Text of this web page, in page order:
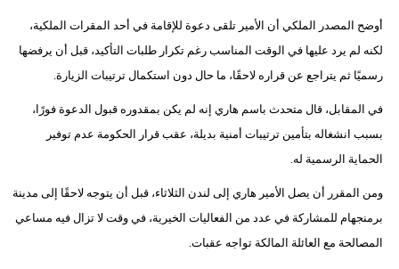
سيارات
أوضح المصدر الملكي أن الأمير تلقى دعوة للإقامة في أحد المقرات الملكية،
لكنه لم يرد عليها في الوقت المناسب رغم تكرار طلبات التأكيد، قبل أن يرفضها
رسميًا ثم يتراجع عن قراره لاحقًا، ما حال دون استكمال ترتيبات الزيارة.
في المقابل، قال متحدث باسم هاري إنه لم يكن بمقدوره قبول الدعوة فورًا،
بسبب انشغاله بتأمين ترتيبات أمنية بديلة، عقب قرار الحكومة عدم توفير
الحماية الرسمية له.
ومن المقرر أن يصل الأمير هاري إلى لندن الثلاثاء، قبل أن يتوجه لاحقًا إلى مدينة
برمنجهام للمشاركة في عدد من الفعاليات الخيرية، في وقت لا تزال فيه مساعي
المصالحة مع العائلة المالكة تواجه عقبات.